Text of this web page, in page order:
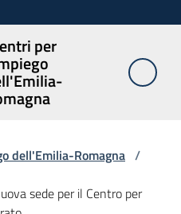
per
dell'Emilia-Romagna /
sede per il Centro per